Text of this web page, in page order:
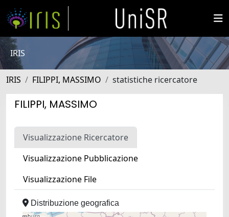
IRIS
IRIS FILIPPI, MASSIMO statistiche ricercatore
FILIPPI, MASSIMO
Visualizzazione Ricercatore
Visualizzazione Pubblicazione
Visualizzazione File
Distribuzione geografica